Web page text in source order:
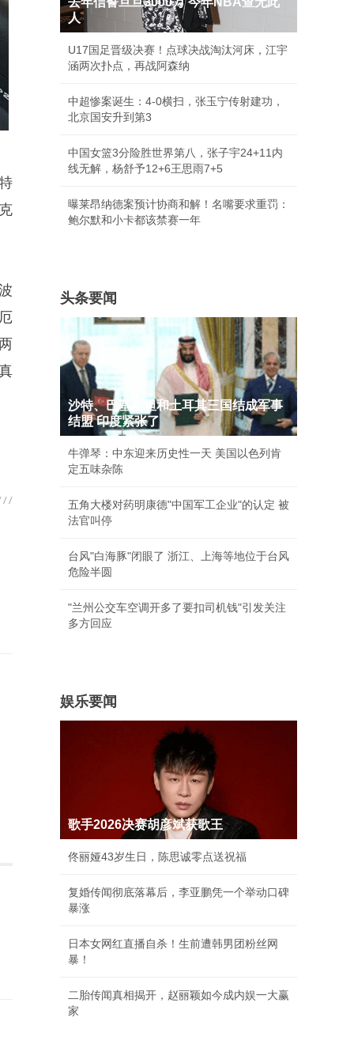
人
U17国足晋级决赛！点球决战淘汰河床，江宇
涵两次扑点，再战阿森纳
中超惨案诞生：4-0横扫，张玉宁传射建功，
北京国安升到第3
中国女篮3分险胜世界第八，张子宇24+11内
线无解，杨舒予12+6王思雨7+5
曝莱昂纳德案预计协商和解！名嘴要求重罚：
鲍尔默和小卡都该禁赛一年
头条要闻
沙特、巴基斯坦和土耳其三国结成军事
结盟 印度紧张了
牛弹琴：中东迎来历史性一天 美国以色列肯
定五味杂陈
五角大楼对药明康德"中国军工企业"的认定 被
法官叫停
台风"白海豚"闭眼了 浙江、上海等地位于台风
危险半圆
"兰州公交车空调开多了要扣司机钱"引发关注
多方回应
娱乐要闻
歌手2026决赛胡彦斌获歌王
佟丽娅43岁生日，陈思诚零点送祝福
复婚传闻彻底落幕后，李亚鹏凭一个举动口碑
暴涨
日本女网红直播自杀！生前遭韩男团粉丝网
暴！
二胎传闻真相揭开，赵丽颖如今成内娱一大赢
家